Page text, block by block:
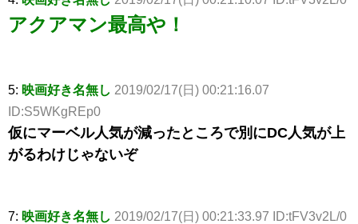
アクアマン最高や！
5: 映画好き名無し 2019/02/17(日) 00:21:16.07
ID:S5WKgREp0
仮にマーベル人気が減ったところで別にDC人気が上
がるわけじゃないぞ
7: 映画好き名無し 2019/02/17(日) 00:21:33.97 ID:tFV3v2L/0